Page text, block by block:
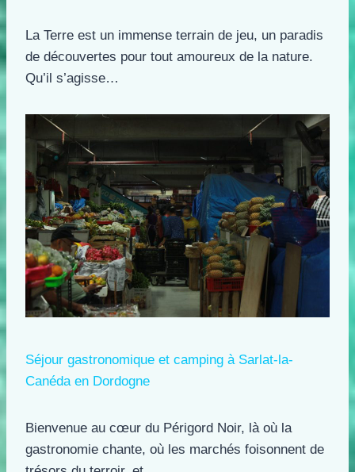
La Terre est un immense terrain de jeu, un paradis
de découvertes pour tout amoureux de la nature.
Qu’il s’agisse…
Séjour gastronomique et camping à Sarlat-la-
Canéda en Dordogne
Bienvenue au cœur du Périgord Noir, là où la
gastronomie chante, où les marchés foisonnent de